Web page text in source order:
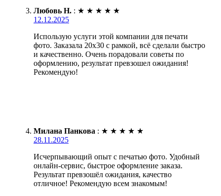
Любовь Н. : ★ ★ ★ ★ ★
12.12.2025
Использую услуги этой компании для печати
фото. Заказала 20х30 с рамкой, всё сделали быстро
и качественно. Очень порадовали советы по
оформлению, результат превзошел ожидания!
Рекомендую!
Милана Панкова : ★ ★ ★ ★ ★
28.11.2025
Исчерпывающий опыт с печатью фото. Удобный
онлайн-сервис, быстрое оформление заказа.
Результат превзошёл ожидания, качество
отличное! Рекомендую всем знакомым!